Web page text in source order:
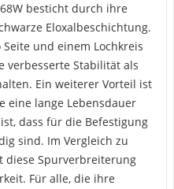
besticht durch ihre
Eloxalbeschichtung.
und einem Lochkreis
verbesserte Stabilität als
Ein weiterer Vorteil ist
eine lange Lebensdauer
dass für die Befestigung
sind. Im Vergleich zu
diese Spurverbreiterung
Für alle, die ihre